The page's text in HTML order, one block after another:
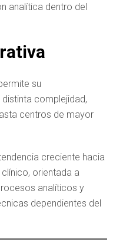
analítica dentro del
su
complejidad,
centros de mayor
creciente hacia
orientada a
analíticos y
dependientes del